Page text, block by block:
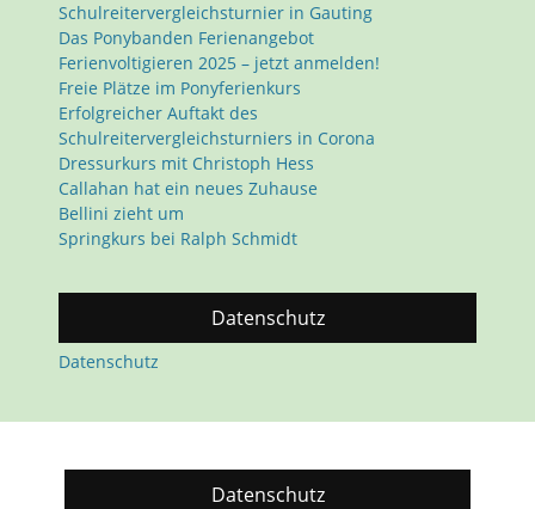
Schulreitervergleichsturnier in Gauting
Das Ponybanden Ferienangebot
Ferienvoltigieren 2025 – jetzt anmelden!
Freie Plätze im Ponyferienkurs
Erfolgreicher Auftakt des
Schulreitervergleichsturniers in Corona
Dressurkurs mit Christoph Hess
Callahan hat ein neues Zuhause
Bellini zieht um
Springkurs bei Ralph Schmidt
Datenschutz
Datenschutz
Datenschutz